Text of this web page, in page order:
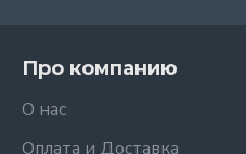
Про компанию
О нас
Оплата и Доставка